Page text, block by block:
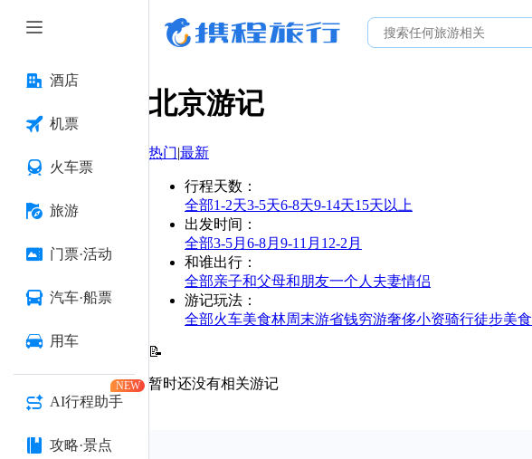
酒店
机票
火车票
旅游
门票·活动
汽车·船票
用车
AI行程助手
NEW
攻略·景点
北京游记
热门|最新
行程天数 ：
全部1-2天3-5天6-8天9-14天15天以上
出发时间 ：
全部3-5月 6-8月 9-11月 12-2月
和谁出行 ：
全部亲子和父母和朋友一个人 夫妻情侣
游记玩法 ：
全部火车美食林周末游省钱穷游奢侈小资骑行徒步美食
📝
暂时还没有相关游记